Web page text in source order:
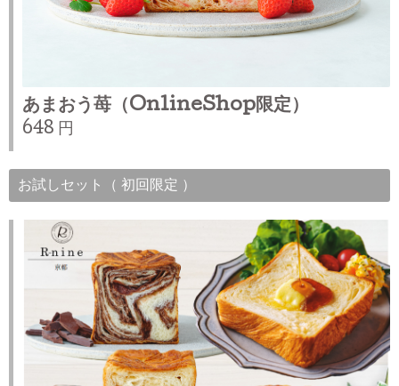
あまおう苺（OnlineShop限定）
648 円
お試しセット（ 初回限定 ）